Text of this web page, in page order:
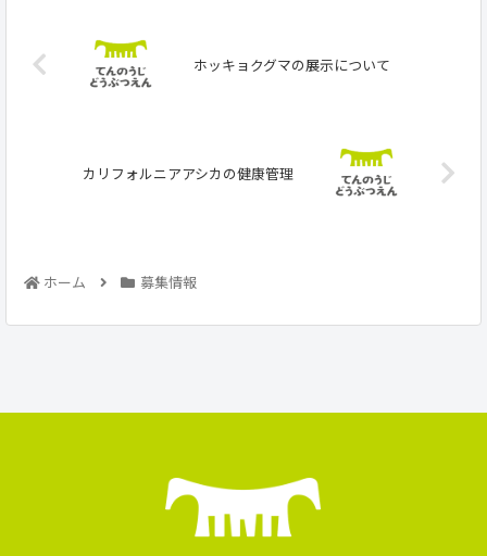
ホッキョクグマの展示について
カリフォルニアアシカの健康管理
ホーム 募集情報